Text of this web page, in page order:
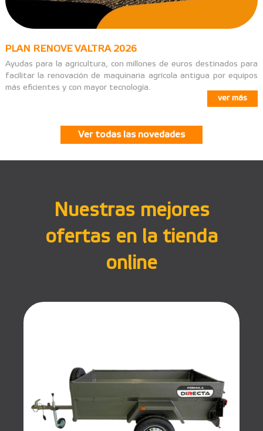
PLAN RENOVE VALTRA 2026
Ayudas para la agricultura, con millones de euros destinados para
facilitar la renovación de maquinaria agrícola antigua por equipos
más eficientes y con mayor tecnología.
ver más
Ver todas las novedades
Nuestras mejores
ofertas en la tienda
online